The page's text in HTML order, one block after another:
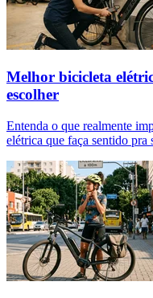
Melhor bicicleta
escolher
Entenda o que realmente
elétrica que faça sentido